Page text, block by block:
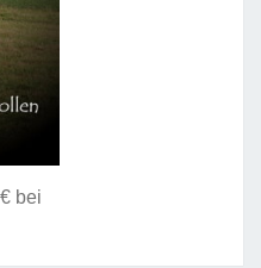
bei